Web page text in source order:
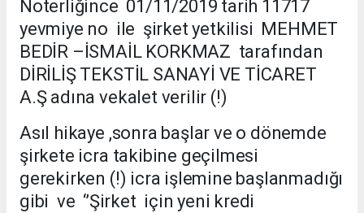
Noterliğince 01/11/2019 tarih 11717
yevmiye no ile şirket yetkilisi MEHMET
BEDİR –İSMAİL KORKMAZ tarafından
DİRİLİŞ TEKSTİL SANAYİ VE TİCARET
A.Ş adına vekalet verilir (!)
Asıl hikaye ,sonra başlar ve o dönemde
şirkete icra takibine geçilmesi
gerekirken (!) icra işlemine başlanmadığı
gibi ve ‘’Şirket için yeni kredi